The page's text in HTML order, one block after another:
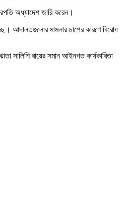
অধ্যাদেশ জারি করেন।
আদালতগুলোর মামলার চাপের কারণে বিরোধ
সালিশি রায়ের সমান আইনগত কার্যকারিতা